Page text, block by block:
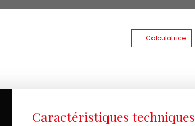
Calculatrice
Caractéristiques techniques